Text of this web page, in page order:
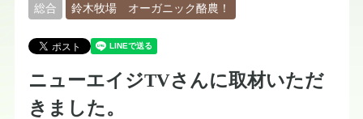
総合 鈴木牧場 オーガニック酪農！
ニューエイジTVさんに取材いただ
きました。